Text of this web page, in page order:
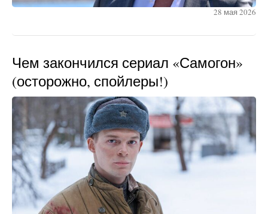
28 мая 2026
Чем закончился сериал «Самогон»
(осторожно, спойлеры!)